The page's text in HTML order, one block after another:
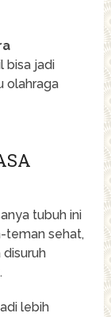
bisa jadi
olahraga
tubuh ini
teman sehat,
lebih